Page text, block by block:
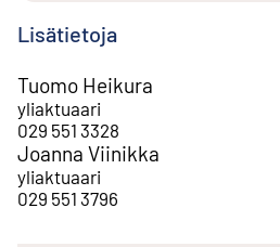
Lisätietoja
Tuomo Heikura
yliaktuaari
029 551 3328
Joanna Viinikka
yliaktuaari
029 551 3796